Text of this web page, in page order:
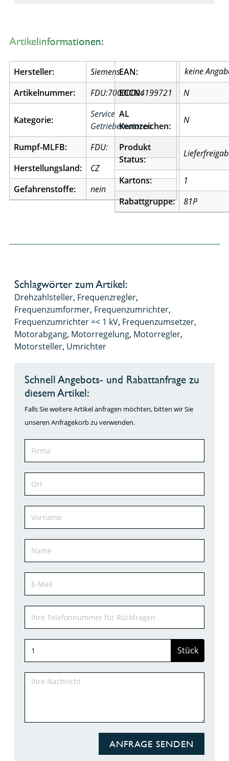
Artikelinformationen:
Hersteller:
Siemens
Artikelnummer:
FDU:70000004199721
Kategorie:
Service
Getriebemotoren
Rumpf-MLFB:
FDU:
Herstellungsland:
CZ
Gefahrenstoffe:
nein
EAN:
ECCN:
N
AL
Kennzeichen:
N
Produkt
Status:
Kartons:
1
Rabattgruppe:
81P
Schlagwörter zum Artikel:
Drehzahlsteller, Frequenzregler,
Frequenzumformer, Frequenzumrichter,
Frequenzumrichter =< 1 kV, Frequenzumsetzer,
Motorabgang, Motorregelung, Motorregler,
Motorsteller, Umrichter
Schnell Angebots- und Rabattanfrage zu
diesem Artikel:
Falls Sie weitere Artikel anfragen möchten, bitten wir Sie
unseren Anfragekorb zu verwenden.
Stück
ANFRAGE SENDEN